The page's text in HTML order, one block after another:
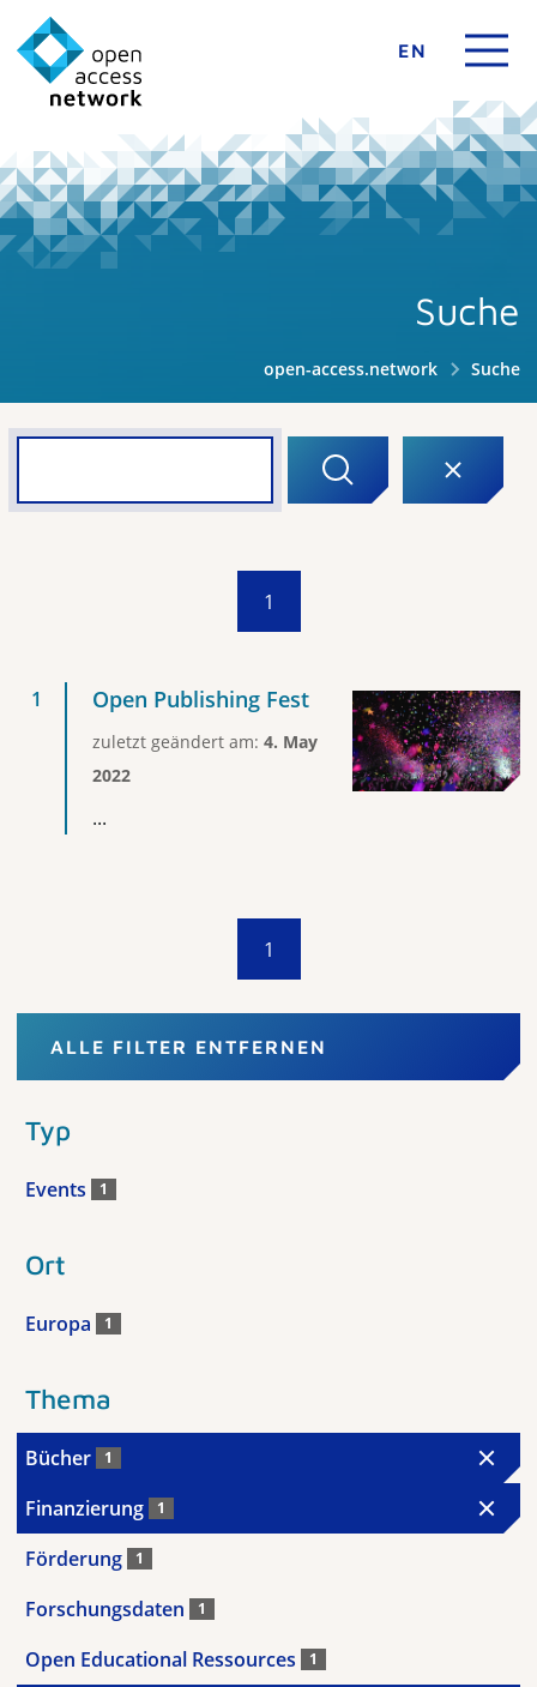
EN
Suche
open-access.network Suche
1
Open Publishing Fest
zuletzt geändert am: 4. May
2022
...
1
ALLE FILTER ENTFERNEN
Typ
Events 1
Ort
Europa 1
Thema
Bücher 1
Finanzierung 1
Förderung 1
Forschungsdaten 1
Open Educational Ressources 1